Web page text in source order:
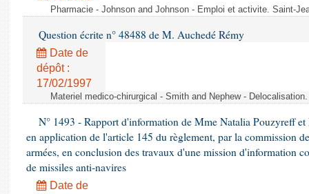
Comptes rendus des débats
Pharmacie - Johnson and Johnson - Emploi et activite. Saint-
Question écrite n° 48488 de M. Auchedé Rémy
Date de
dépôt :
17/02/1997
Materiel medico-chirurgical - Smith and Nephew -
N° 1493 - Rapport d'information de Mme Natalia Pouzyreff
en application de l'article 145 du règlement, par la commission
armées, en conclusion des travaux d'une mission d'information
de missiles anti-navires
Date de